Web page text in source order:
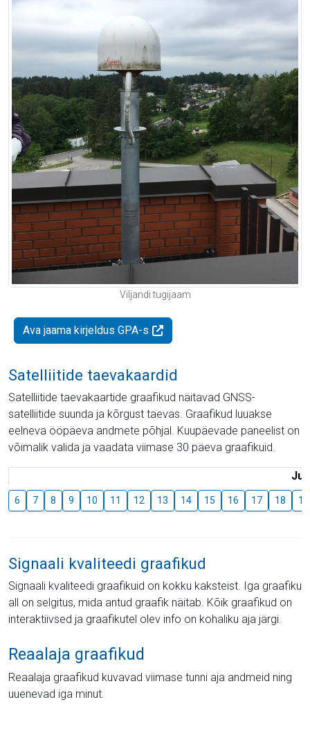
Viljandi tugijaam
Ava jaama kirjeldus GPA-s
Satelliitide taevakaardid
Satelliitide taevakaartide graafikud näitavad GNSS-
satelliitide suunda ja kõrgust taevas. Graafikud luuakse
eelneva ööpäeva andmete põhjal. Kuupäevade paneelist on
võimalik valida ja vaadata viimase 30 päeva graafikuid.
6 7 8 9 10 11 12 13 14 15 16 17 18 19
Signaali kvaliteedi graafikud
Signaali kvaliteedi graafikuid on kokku kaksteist. Iga graafiku
all on selgitus, mida antud graafik näitab. Kõik graafikud on
interaktiivsed ja graafikutel olev info on kohaliku aja järgi.
Reaalaja graafikud
Reaalaja graafikud kuvavad viimase tunni aja andmeid ning
uuenevad iga minut.